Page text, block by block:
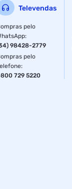
Televendas
pelo
:
98428-2779
pelo
:
729 5220